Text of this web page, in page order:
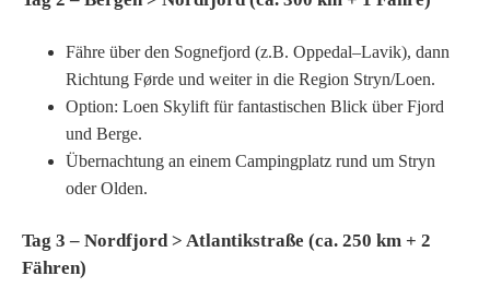
Fähre über den Sognefjord (z.B. Oppedal–Lavik), dann
Richtung Førde und weiter in die Region Stryn/Loen.
Option: Loen Skylift für fantastischen Blick über Fjord
und Berge.
Übernachtung an einem Campingplatz rund um Stryn
oder Olden.
Tag 3 – Nordfjord > Atlantikstraße (ca. 250 km + 2
Fähren)